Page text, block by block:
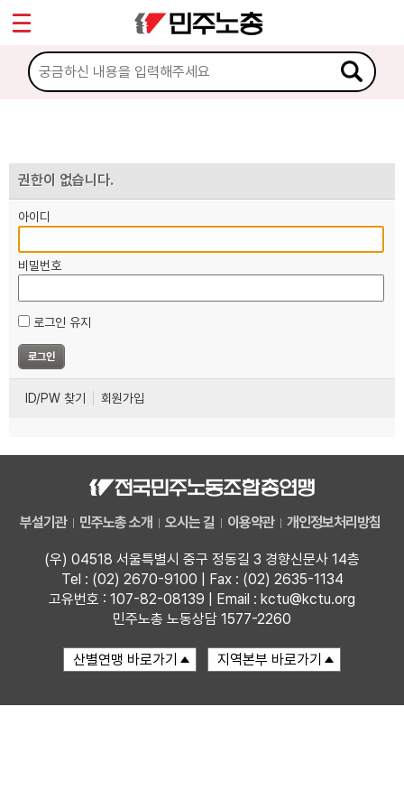
권한이 없습니다.
아이디
비밀번호
로그인 유지
ID/PW 찾기 회원가입
부설기관 민주노총 소개 오시는 길 이용약관 개인정보처리방침
(우) 04518 서울특별시 중구 정동길 3 경향신문사 14층
Tel : (02) 2670-9100 | Fax : (02) 2635-1134
고유번호 : 107-82-08139 | Email : kctu@kctu.org
민주노총 노동상담 1577-2260
마이페이지
소개
노동상담
자료
부설기관
업무